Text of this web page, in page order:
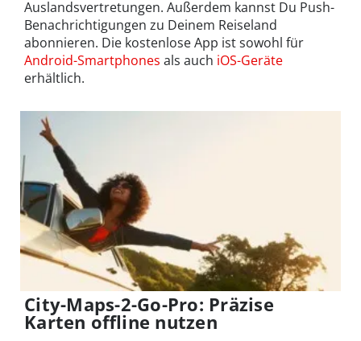
Auslandsvertretungen. Außerdem kannst Du Push-
Benachrichtigungen zu Deinem Reiseland
abonnieren. Die kostenlose App ist sowohl für
Android-Smartphones als auch iOS-Geräte
erhältlich.
City-Maps-2-Go-Pro: Präzise
Karten offline nutzen